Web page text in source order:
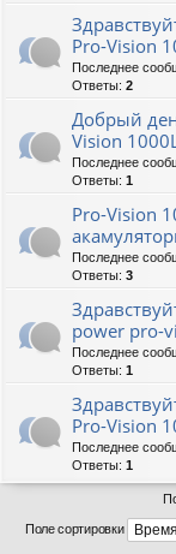
Pro-Vision
Последнее
Ответы: 2
Добрый
Vision
Последнее
Ответы: 1
Pro-Vision
Последнее
Ответы: 3
power pro-
Последнее
Ответы: 1
Pro-Vision
Последнее
Ответы: 1
Поле сортировки